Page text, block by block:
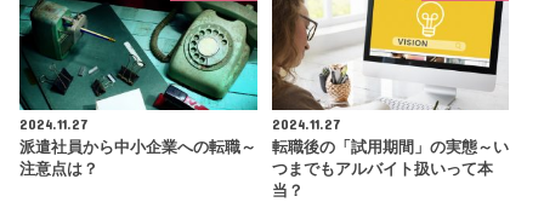
2024.11.27
派遣社員から中小企業への転職～
注意点は？
2024.11.27
転職後の「試用期間」の実態～い
つまでもアルバイト扱いって本
当？